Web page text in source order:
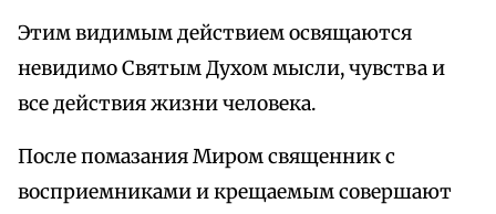
Этим видимым действием освящаются
невидимо Святым Духом мысли, чувства и
все действия жизни человека.
После помазания Миром священник с
восприемниками и крещаемым совершают